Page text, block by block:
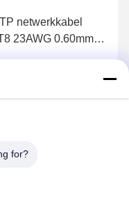
netwerkkabel
23AWG 0.60mm
for?